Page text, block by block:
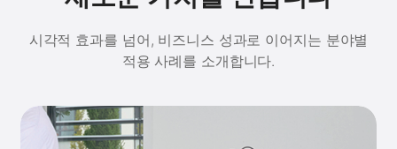
시각적 효과를 넘어, 비즈니스 성과로 이어지는 분야별
적용 사례를 소개합니다.